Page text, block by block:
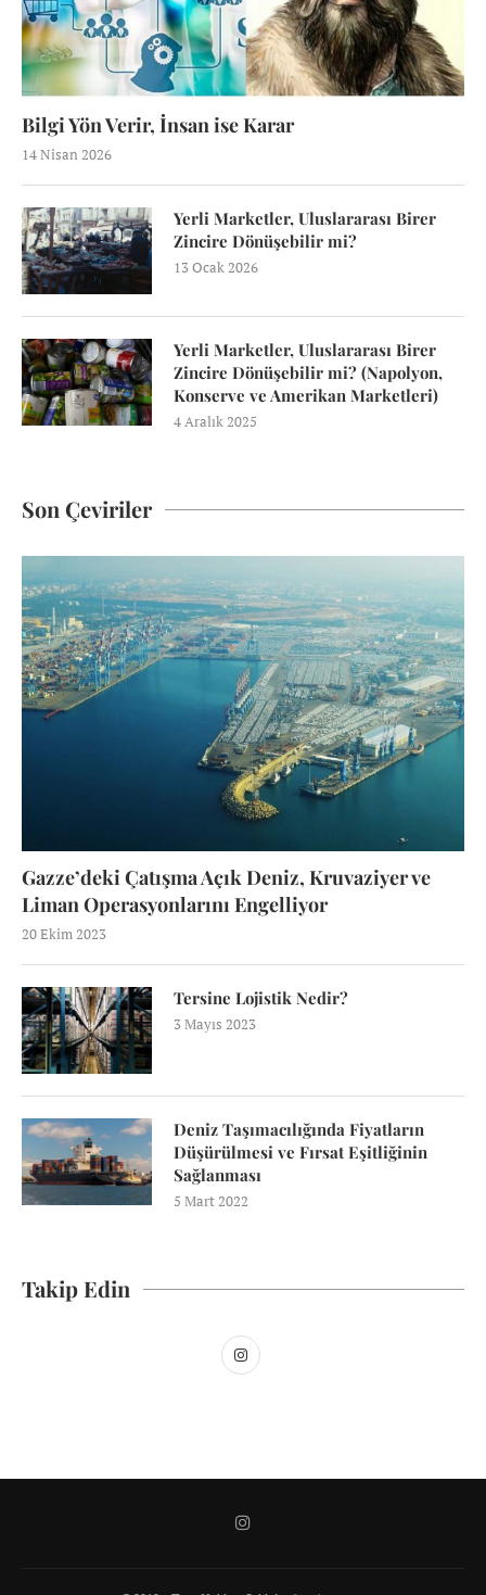
Bilgi Yön Verir, İnsan ise Karar
14 Nisan 2026
Yerli Marketler, Uluslararası Birer
Zincire Dönüşebilir mi?
13 Ocak 2026
Yerli Marketler, Uluslararası Birer
Zincire Dönüşebilir mi? (Napolyon,
Konserve ve Amerikan Marketleri)
4 Aralık 2025
Son Çeviriler
Gazze’deki Çatışma Açık Deniz, Kruvaziyer ve
Liman Operasyonlarını Engelliyor
20 Ekim 2023
Tersine Lojistik Nedir?
3 Mayıs 2023
Deniz Taşımacılığında Fiyatların
Düşürülmesi ve Fırsat Eşitliğinin
Sağlanması
5 Mart 2022
Takip Edin